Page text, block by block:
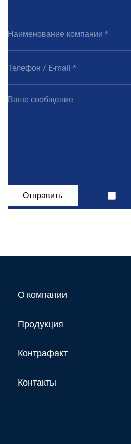
Отправить
О компании
Продукция
Контрафакт
Контакты